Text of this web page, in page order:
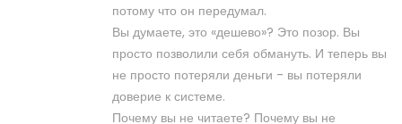
потому что он передумал.
Вы думаете, это «дешево»? Это позор. Вы
просто позволили себя обмануть. И теперь вы
не просто потеряли деньги - вы потеряли
доверие к системе.
Почему вы не читаете? Почему вы не